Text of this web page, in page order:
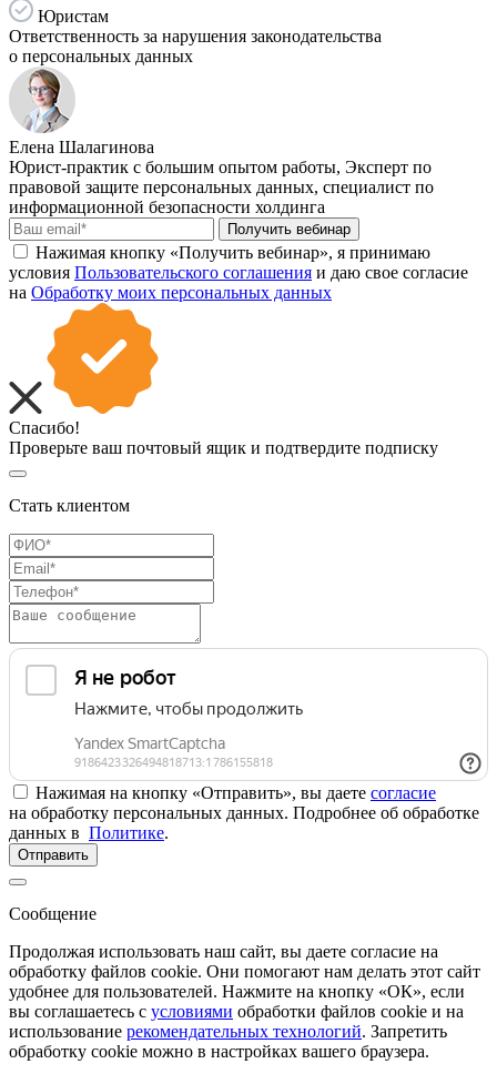
Юристам
Ответственность за нарушения законодательства
о персональных данных
Елена Шалагинова
Юрист-практик с большим опытом работы, Эксперт по
правовой защите персональных данных, специалист по
информационной безопасности холдинга
Получить вебинар
Нажимая кнопку «Получить вебинар», я принимаю
условия Пользовательского соглашения и даю свое согласие
на Обработку моих персональных данных
Спасибо!
Проверьте ваш почтовый ящик и подтвердите подписку
Стать клиентом
Нажимая на кнопку «Отправить», вы даете согласие
на обработку персональных данных. Подробнее об обработке
данных в Политике.
Отправить
Сообщение
Продолжая использовать наш сайт, вы даете согласие на
обработку файлов cookie. Они помогают нам делать этот сайт
удобнее для пользователей. Нажмите на кнопку «ОК», если
вы соглашаетесь с условиями обработки файлов cookie и на
использование рекомендательных технологий. Запретить
обработку cookie можно в настройках вашего браузера.